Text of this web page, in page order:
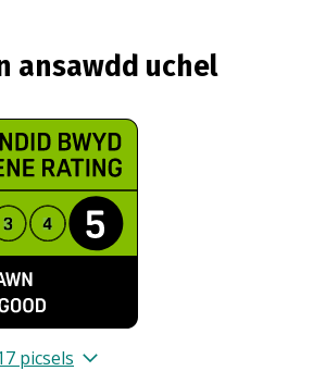
ansawdd uchel
picsels